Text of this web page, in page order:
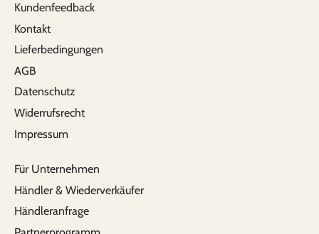
Kundenfeedback
Kontakt
Lieferbedingungen
AGB
Datenschutz
Widerrufsrecht
Impressum
Für Unternehmen
Händler & Wiederverkäufer
Händleranfrage